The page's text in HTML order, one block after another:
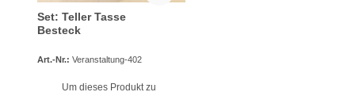
Set: Teller Tasse
Besteck
Art.-Nr.:Veranstaltung-402
Um dieses Produkt zu